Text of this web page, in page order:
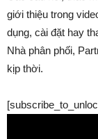
giới thiệu trong
dụng, cài đặt hay
Nhà phân phối,
kịp thời.